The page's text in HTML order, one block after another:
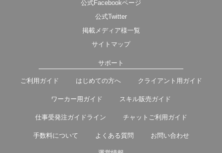
公式Facebookページ
公式Twitter
掲載メディア様一覧
サイトマップ
サポート
ご利用ガイド はじめての方へ クライアント用ガイド
ワーカー用ガイド スキル販売ガイド
仕事受発注ガイドライン チャットご利用ガイド
手数料について よくある質問 お問い合わせ